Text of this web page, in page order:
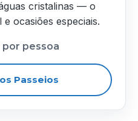
cristalinas — o
ocasiões especiais.
por pessoa
Passeios